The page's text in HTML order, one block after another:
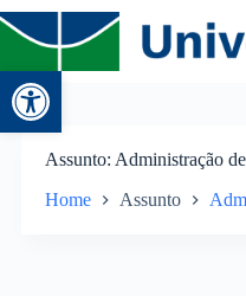
Abrir a barra
Assunto Administração
Home Assunto